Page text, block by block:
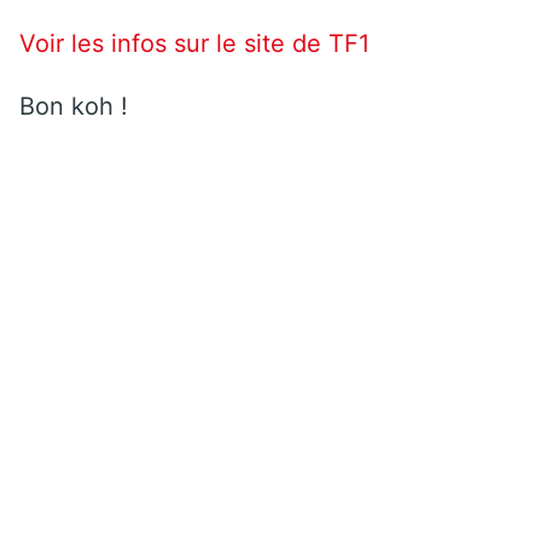
Voir les infos sur le site de TF1
Bon koh !